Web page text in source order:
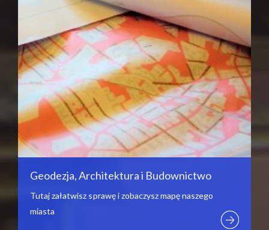
Geodezja, Architektura i Budownictwo
Tutaj załatwisz sprawę i zobaczysz mapę naszego
miasta